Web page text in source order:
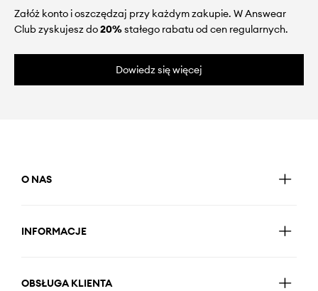
Załóż konto i oszczędzaj przy każdym zakupie. W Answear
Club zyskujesz do20%stałego rabatu od cen regularnych.
Dowiedz się więcej
O NAS
INFORMACJE
OBSŁUGA KLIENTA